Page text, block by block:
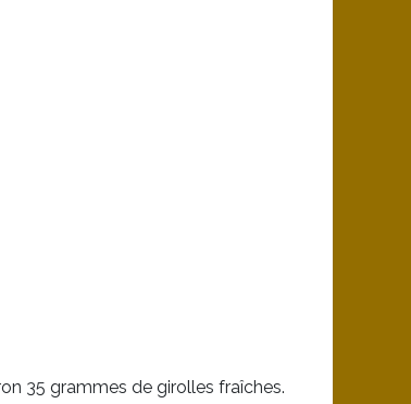
35 grammes de girolles fraîches.